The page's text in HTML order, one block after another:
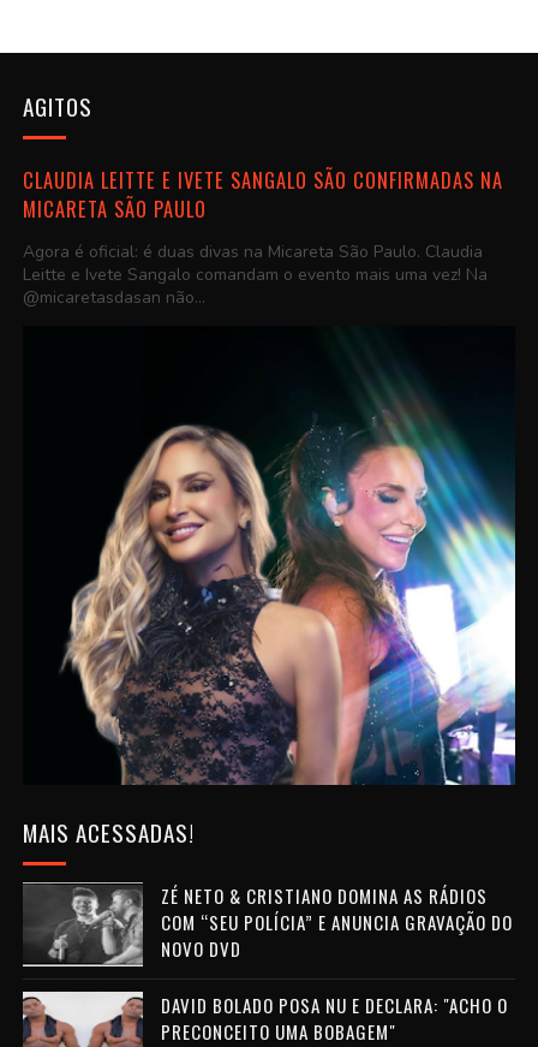
AGITOS
CLAUDIA LEITTE E IVETE SANGALO SÃO CONFIRMADAS NA
MICARETA SÃO PAULO
Agora é oficial: é duas divas na Micareta São Paulo. Claudia
Leitte e Ivete Sangalo comandam o evento mais uma vez! Na
@micaretasdasan não...
MAIS ACESSADAS!
ZÉ NETO & CRISTIANO DOMINA AS RÁDIOS
COM “SEU POLÍCIA” E ANUNCIA GRAVAÇÃO DO
NOVO DVD
DAVID BOLADO POSA NU E DECLARA: "ACHO O
PRECONCEITO UMA BOBAGEM"